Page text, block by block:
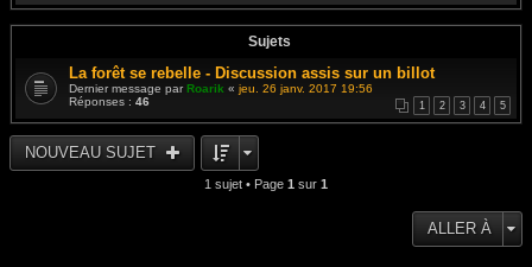
Sujets
La forêt se rebelle - Discussion assis sur un billot
Dernier message parRoarik « jeu. 26 janv. 2017 19:56
Réponses : 46 1 2 3 4 5
NOUVEAU SUJET
1 sujet • Page 1 sur 1
ALLER À